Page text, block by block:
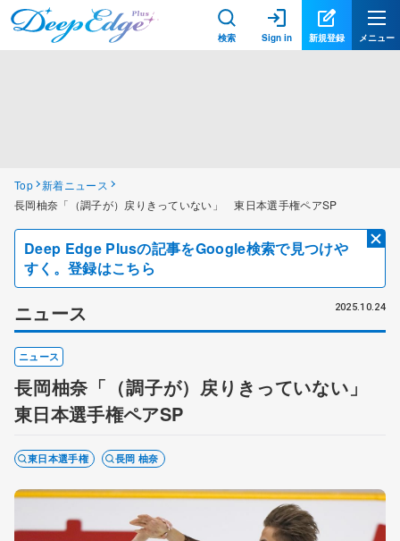
検索 Sign in 新規登録 メニュー
Top 新着ニュース
長岡柚奈「（調子が）戻りきっていない」 東日本選手権ペアSP
Deep Edge Plusの記事をGoogle検索で見つけや
すく。登録はこちら
ニュース 2025.10.24
ニュース
長岡柚奈「（調子が）戻りきっていない」
東日本選手権ペアSP
東日本選手権 長岡 柚奈